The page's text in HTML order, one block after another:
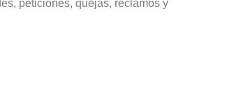
peticiones, quejas, reclamos y